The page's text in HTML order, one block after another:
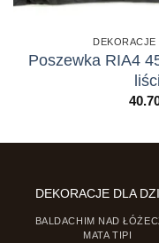
Poszewka RIA4
DEKORACJE DLA
BALDACHIM NAD
MATA TIPI